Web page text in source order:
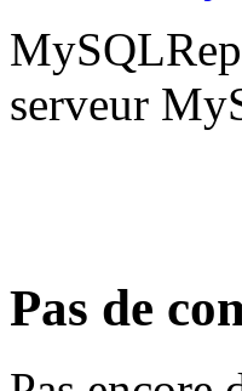
serveur
Pas de